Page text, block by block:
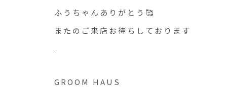
ふうちゃんありがとう🥰
またのご来店お待ちしております
.
GROOM HAUS